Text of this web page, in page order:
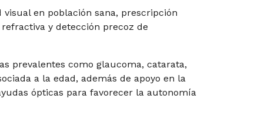
en población sana, prescripción
y detección precoz de
prevalentes como glaucoma, catarata,
a la edad, además de apoyo en la
ópticas para favorecer la autonomía